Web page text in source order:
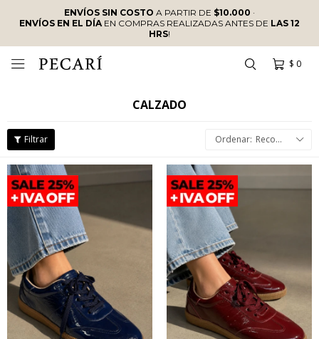
ENVÍOS SIN COSTO A PARTIR DE $10.000 ·
ENVÍOS EN EL DÍAEN COMPRAS REALIZADAS ANTES DE LAS 12
HRS!
$ 0

CALZADO
Recomendados